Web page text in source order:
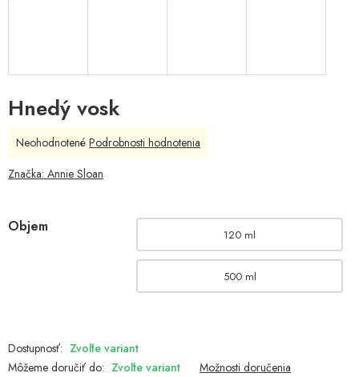
Hnedý vosk
Objem 120 ml
500 ml
Zvoľte variant
Môžeme doručiť do: Zvoľte variant Možnosti doručenia
Priemerné
produktu
z
5
Neohodnotené Podrobnosti hodnotenia
Značka: Annie Sloan